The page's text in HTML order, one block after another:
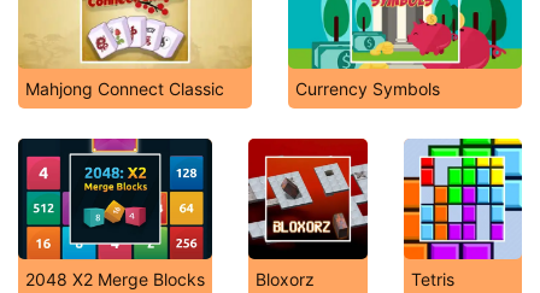
Mahjong Connect Classic Currency Symbols
2048 X2 Merge Blocks Bloxorz Tetris